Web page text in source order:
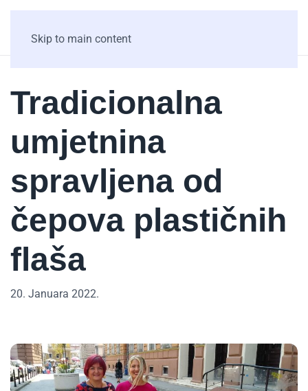
Skip to main content
Tradicionalna
umjetnina
spravljena od
čepova plastičnih
flaša
20. Januara 2022.